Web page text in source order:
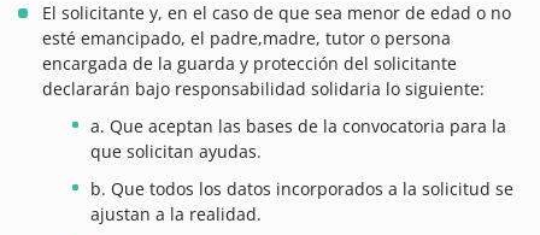
El solicitante y, en el caso de que sea menor de edad o no
esté emancipado, el padre,madre, tutor o persona
encargada de la guarda y protección del solicitante
declararán bajo responsabilidad solidaria lo siguiente:
a. Que aceptan las bases de la convocatoria para la
que solicitan ayudas.
b. Que todos los datos incorporados a la solicitud se
ajustan a la realidad.